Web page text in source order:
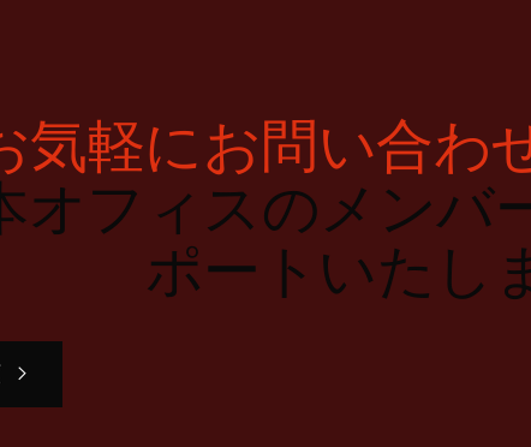
気軽にお問い合わ
オフィスのメンバ
ポートいたし